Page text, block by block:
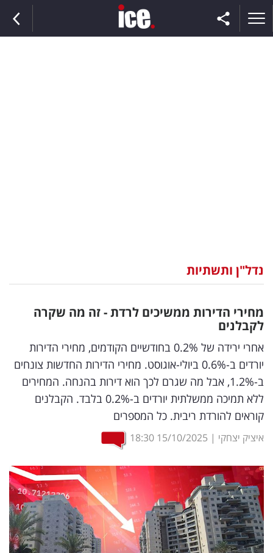
וצרכנות
דיגיטל
וטק
שיווק
ופרסום
משפט
מדדים
ומחקרים
דעות
רכילות
עסקית
נדל"ן ותשתיות
מחירי הדירות ממשיכים לרדת - זה מה שקרה
לקבלנים
אחרי ירידה של 0.2% בחודשיים הקודמים, מחירי הדירות
יורדים ב-0.6% ביולי-אוגוסט. מחירי הדירות החדשות צונחים
ב-1.2%, אבל מה שגרם לכך הוא דירות בהנחה. המחירים
ללא תמיכה ממשלתית יורדים ב-0.2% בלבד. הקבלנים
קוראים להורדת ריבית. כל המספרים
איציק יצחקי |
15/10/2025
18:30